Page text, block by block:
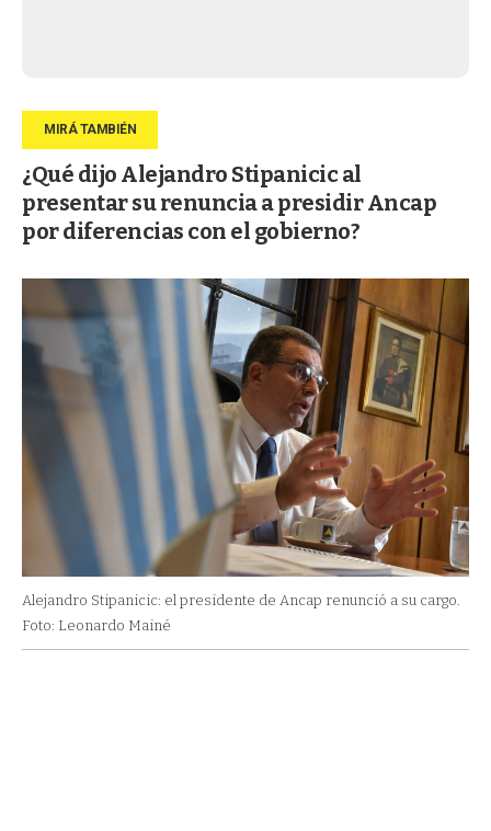
¿Qué dijo Alejandro Stipanicic al
presentar su renuncia a presidir Ancap
por diferencias con el gobierno?
Alejandro Stipanicic: el presidente de Ancap renunció a su cargo.
Foto: Leonardo Mainé